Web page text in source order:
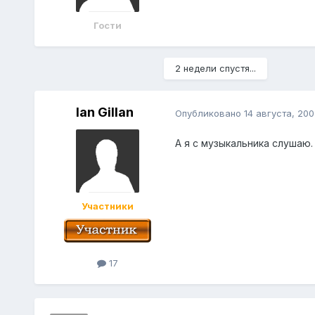
Гости
2 недели спустя...
Ian Gillan
Участники
17
Опубликовано 14 августа,
А я с музыкальника слушаю.